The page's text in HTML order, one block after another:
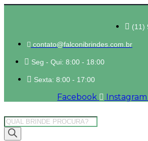
(11)
contato@falconibrindes.com.br
Seg - Qui: 8:00 - 18:00
Sexta: 8:00 - 17:00
Facebook Instagram
Pesquisar
produtos